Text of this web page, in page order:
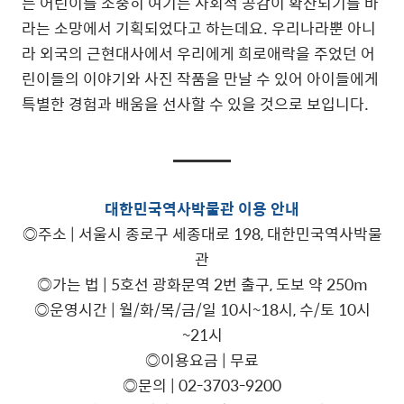
라는 소망에서 기획되었다고 하는데요. 우리나라뿐 아니
라 외국의 근현대사에서 우리에게 희로애락을 주었던 어
린이들의 이야기와 사진 작품을 만날 수 있어 아이들에게
특별한 경험과 배움을 선사할 수 있을 것으로 보입니다.
대한민국역사박물관 이용 안내
◎주소 | 서울시 종로구 세종대로 198, 대한민국역사박물
관
◎가는 법 | 5호선 광화문역 2번 출구, 도보 약 250m
◎운영시간 | 월/화/목/금/일 10시~18시, 수/토 10시
~21시
◎이용요금 | 무료
◎문의 | 02-3703-9200